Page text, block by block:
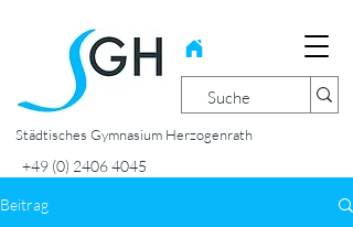
Städtisches Gymnasium Herzogenrath
+49 (0) 2406 4045
Beitrag